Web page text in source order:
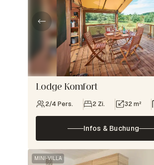
Lodge Komfort
2/4 Pers. 2 Zi. 32 m²
Infos & Buchung
MINI-VILLA